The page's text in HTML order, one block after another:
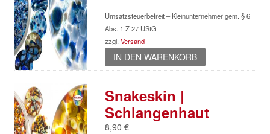
Umsatzsteuerbefreit – Kleinunternehmer gem. § 6
Abs. 1 Z 27 UStG
zzgl. Versand
IN DEN WARENKORB
Snakeskin |
Schlangenhaut
8,90 €